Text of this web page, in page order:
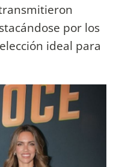
por los
ideal para